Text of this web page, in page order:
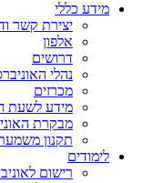
מידע כללי
יצירת קשר
אלפון
דרושים
נהלי
מכרזים
מידע לשעת
מבקרת
תקנון
לימודים
רישום